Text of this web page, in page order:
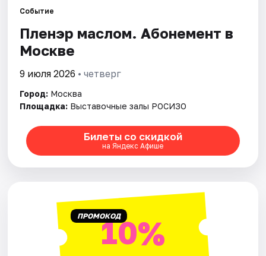
Города
Площадки
Рейтинги
Событие
Пленэр маслом. Абонемент в
Москве
9 июля 2026 • четверг
Город: Москва
Площадка: Выставочные залы РОСИЗО
Билеты со скидкой
на Яндекс Афише
ПРОМОКОД10%